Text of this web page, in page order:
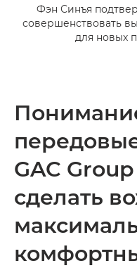
Фэн Синъя
совершенствовать
для новых
GAC
сделать